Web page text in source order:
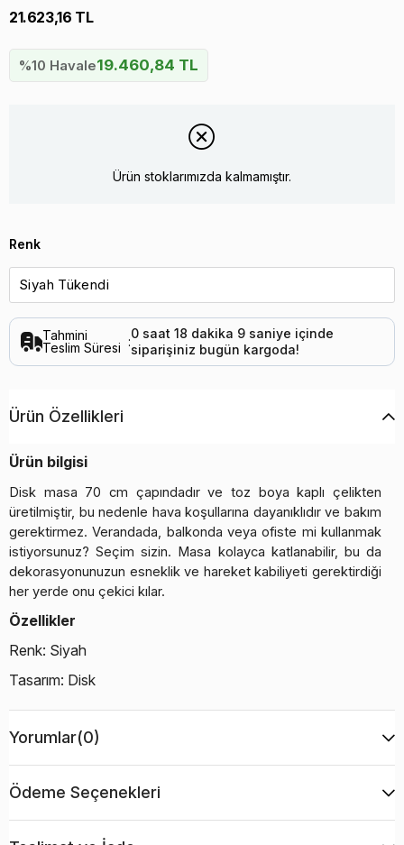
21.623,16 TL
%10 Havale19.460,84 TL
Ürün stoklarımızda kalmamıştır.
Renk
Tahmini
Teslim Süresi :
0saat 18 dakika 8saniye içinde
siparişiniz bugün kargoda!
Ürün Özellikleri
Ürün bilgisi
Disk masa 70 cm çapındadır ve toz boya kaplı çelikten
üretilmiştir, bu nedenle hava koşullarına dayanıklıdır ve bakım
gerektirmez. Verandada, balkonda veya ofiste mi kullanmak
istiyorsunuz? Seçim sizin. Masa kolayca katlanabilir, bu da
dekorasyonunuzun esneklik ve hareket kabiliyeti gerektirdiği
her yerde onu çekici kılar.
Özellikler
Renk: Siyah
Tasarım: Disk
Ürün: Masa
Tasarımcı: Mavro//Lefèvre
Malzeme: Toz boya kaplı çelik
Ağırlık (kg): 17,00
Yorumlar(0)
Ödeme Seçenekleri